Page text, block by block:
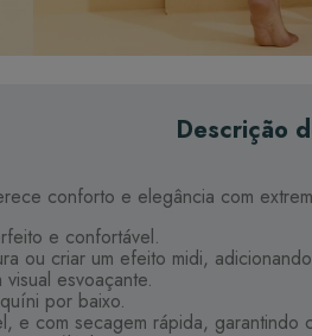
Descrição
conforto e elegância com
e confortável.
ou criar um efeito midi,
esvoaçante.
por baixo.
e com secagem rápida, garantindo